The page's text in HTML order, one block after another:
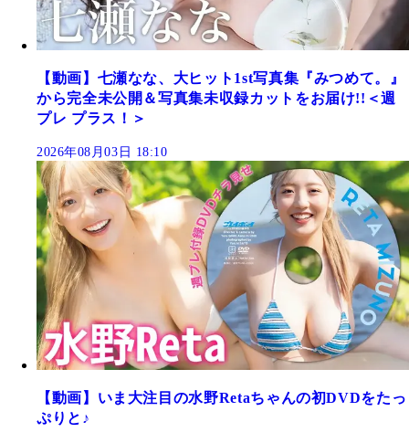
【動画】七瀬なな、大ヒット1st写真集『みつめて。』
から完全未公開＆写真集未収録カットをお届け!!＜週
プレ プラス！＞
2026年08月03日 18:10
【動画】いま大注目の水野Retaちゃんの初DVDをたっ
ぷりと♪